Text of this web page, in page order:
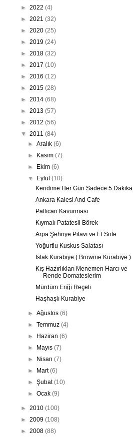
► 2022 (4)
► 2021 (32)
► 2020 (25)
► 2019 (24)
► 2018 (32)
► 2017 (10)
► 2016 (12)
► 2015 (28)
► 2014 (68)
► 2013 (57)
► 2012 (56)
▼ 2011 (84)
►Aralık(6)
► Kasım(7)
► Ekim(6)
▼ Eylül(10)
Kendime Her Gün Sadece 5 Dakika
Ankara Kalesi And Cafe
Patlıcan Kavurması
Kıymalı Patatesli Börek
Arpa Şehriye Pilavı ve Et Sote
Yoğurtlu Kuskus Salatası
Islak Kurabiye ( Brownie Kurabiye )
Kış Hazırlıkları Menemen Harcı ve
Rende Domateslerim
Mürdüm Eriği Reçeli
Haşhaşlı Kurabiye
►Ağustos(6)
►Temmuz(4)
► Haziran(6)
► Mayıs(7)
► Nisan(7)
► Mart(6)
►Şubat(10)
►Ocak(9)
► 2010 (100)
► 2009 (108)
► 2008 (88)